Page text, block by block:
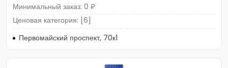
Минимальный заказ: 0 ₽
Ценовая категория: [6]
Первомайский проспект, 70к1